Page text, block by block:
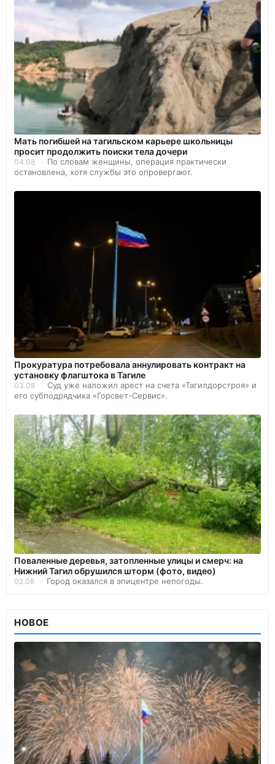
Мать погибшей на тагильском карьере школьницы
просит продолжить поиски тела дочери
04.08
По словам женщины, операция практически
остановлена, хотя службы это опровергают.
Прокуратура потребовала аннулировать контракт на
установку флагштока в Тагиле
03.08
Суд уже наложил арест на счета «Тагилдорстроя» и
его субподрядчика «Горсвет-Сервис».
Поваленные деревья, затопленные улицы и смерч: на
Нижний Тагил обрушился шторм (фото, видео)
02.08 Город оказался в эпицентре непогоды.
НОВОЕ